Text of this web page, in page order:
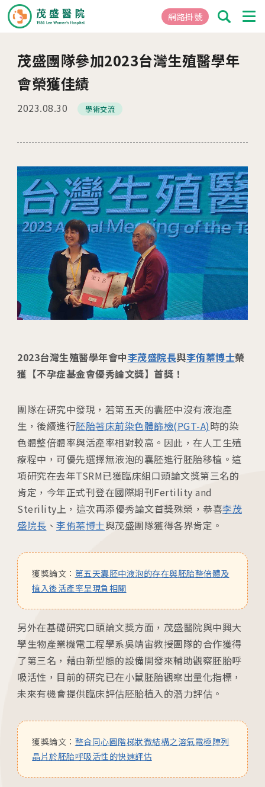
網路掛號
01 關於茂盛
醫院簡介
核心專長
醫院環境與設備
02 醫療團隊
03 就醫指南
04 生殖醫學專科
05 診療科目
07 衛教資訊
08 圓夢分享
茂盛團隊參加2023台灣生殖醫學年
會榮獲佳績
2023.08.30 學術交流
2023台灣生殖醫學年會中李茂盛院長與李侑蓁博士榮
獲【不孕症基金會優秀論文獎】首獎！
團隊在研究中發現，若第五天的囊胚中沒有液泡產
生，後續進行胚胎著床前染色體篩檢(PGT-A)時的染
色體整倍體率與活產率相對較高。因此，在人工生殖
療程中，可優先選擇無液泡的囊胚進行胚胎移植。這
項研究在去年TSRM已獲臨床組口頭論文獎第三名的
肯定，今年正式刊登在國際期刊Fertility and
Sterility上，這次再添優秀論文首獎殊榮，恭喜李茂
盛院長 、 李侑蓁博士與茂盛團隊獲得各界肯定。
獲獎論文： 第五天囊胚中液泡的存在與胚胎整倍體及
植入後活產率呈現負相關
另外在基礎研究口頭論文獎方面，茂盛醫院與中興大
學生物產業機電工程學系吳靖宙教授團隊的合作獲得
了第三名，藉由新型態的設備開發來輔助觀察胚胎呼
吸活性，目前的研究已在小鼠胚胎觀察出量化指標，
未來有機會提供臨床評估胚胎植入的潛力評估。
獲獎論文： 整合同心圓階梯狀微結構之溶氣電極陣列
晶片於胚胎呼吸活性的快速評估